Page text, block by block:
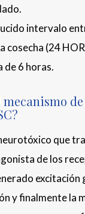
intervalo
cosecha (24
de 6 horas.
que
de los
excitación
y finalmente la